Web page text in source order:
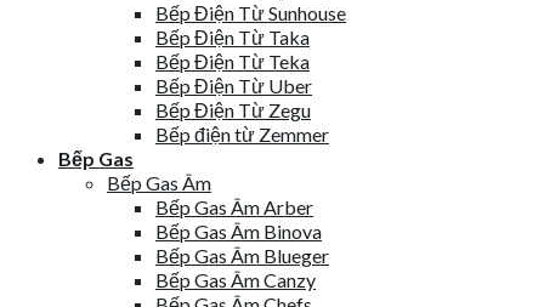
Bếp Điện Từ Sunhouse
Bếp Điện Từ Taka
Bếp Điện Từ Teka
Bếp Điện Từ Uber
Bếp Điện Từ Zegu
Bếp điện từ Zemmer
Bếp Gas
Bếp Gas Âm
Bếp Gas Âm Arber
Bếp Gas Âm Binova
Bếp Gas Âm Blueger
Bếp Gas Âm Canzy